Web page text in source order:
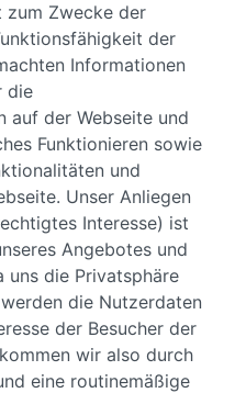
zum Zwecke der
der
Informationen
die
auf der Webseite und
Funktionieren sowie
und
Unser Anliegen
Interesse) ist
Angebotes und
uns die Privatsphäre
die Nutzerdaten
der Besucher der
wir also durch
eine routinemäßige